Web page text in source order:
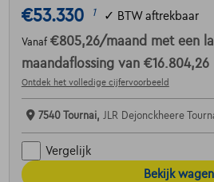
€53.330 1 ✓ BTW aftrekbaar
Vanaf €805,26/maand met een
maandaflossing van €16.804,26
Ontdek het volledige cijfervoorbeeld
7540 Tournai, JLR Dejonckheere
Vergelijk
Bekijk wagen